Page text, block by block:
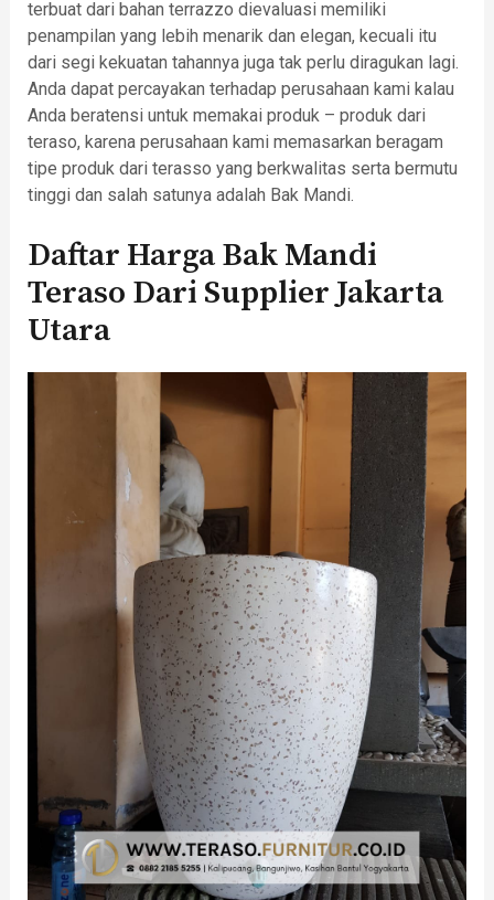
terbuat dari bahan terrazzo dievaluasi memiliki
penampilan yang lebih menarik dan elegan, kecuali itu
dari segi kekuatan tahannya juga tak perlu diragukan lagi.
Anda dapat percayakan terhadap perusahaan kami kalau
Anda beratensi untuk memakai produk – produk dari
teraso, karena perusahaan kami memasarkan beragam
tipe produk dari terasso yang berkwalitas serta bermutu
tinggi dan salah satunya adalah Bak Mandi.
Daftar Harga Bak Mandi
Teraso Dari Supplier Jakarta
Utara